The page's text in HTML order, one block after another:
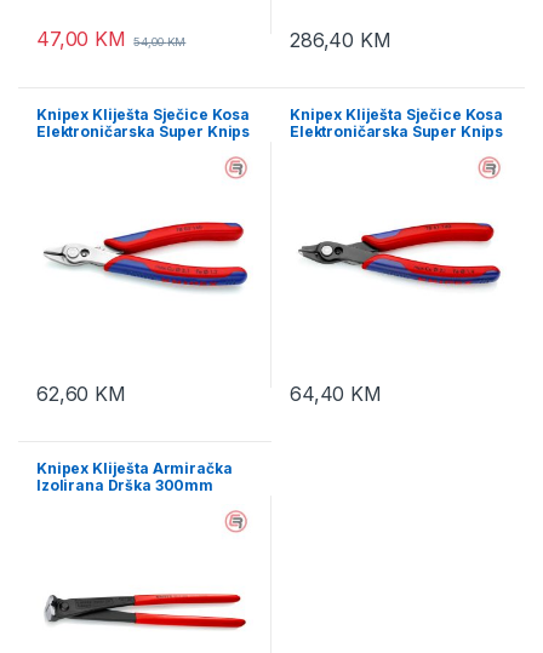
47,00 KM 54,00KM 286,40 KM
Knipex Kliješta Sječice Kosa
Elektroničarska Super Knips
62,60 KM
Knipex Kliješta Sječice Kosa
Elektroničarska Super Knips
64,40 KM
Knipex Kliješta Armiračka
Izolirana Drška 300mm